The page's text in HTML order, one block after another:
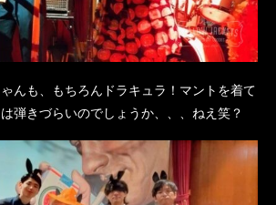
んも、もちろんドラキュラ！マントを着て
弾きづらいのでしょうか、、、ねえ笑？